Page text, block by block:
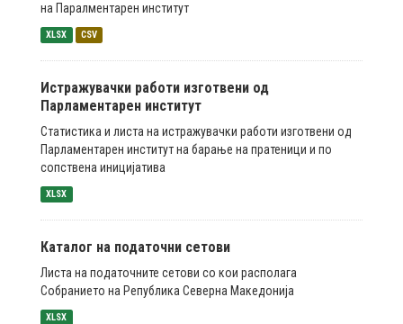
на Паралментарен институт
XLSX CSV
Истражувачки работи изготвени од
Парламентарен институт
Статистика и листа на истражувачки работи изготвени од
Парламентарен институт на барање на пратеници и по
сопствена иницијатива
XLSX
Каталог на податочни сетови
Листа на податочните сетови со кои располага
Собранието на Република Северна Македонија
XLSX